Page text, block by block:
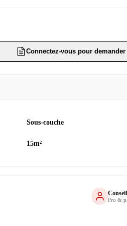
Connectez-vous pour
Sous-couche
15m²
Pro &